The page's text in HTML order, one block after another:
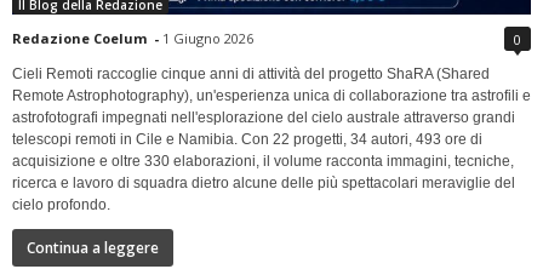
Il Blog della Redazione
Redazione Coelum - 1 Giugno 2026 0
Cieli Remoti raccoglie cinque anni di attività del progetto ShaRA (Shared
Remote Astrophotography), un'esperienza unica di collaborazione tra astrofili e
astrofotografi impegnati nell'esplorazione del cielo australe attraverso grandi
telescopi remoti in Cile e Namibia. Con 22 progetti, 34 autori, 493 ore di
acquisizione e oltre 330 elaborazioni, il volume racconta immagini, tecniche,
ricerca e lavoro di squadra dietro alcune delle più spettacolari meraviglie del
cielo profondo.
Continua a leggere